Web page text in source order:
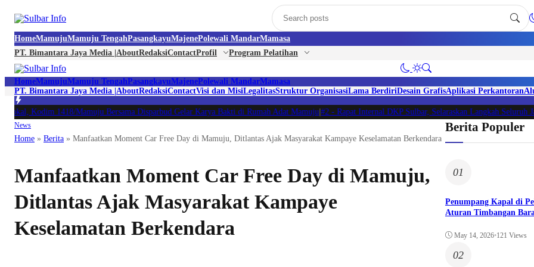
HomeMamujuMamuju TengahPasangkayuMajenePolewali MandarMamasa
PT. Bimantara Jaya Media | AboutRedaksiContactProfil Program Pelatihan
HomeMamujuMamuju TengahPasangkayuMajenePolewali MandarMamasa
PT. Bimantara Jaya Media | AboutRedaksiContactVisi dan MisiLegalitasStruktur OrganisasiLama BerdiriDesain GrafisAplikasi Perkantoran
Kodim 1418/Mamuju Bersama Disparbud Gelar Karya Bakti di Rumah Adat Mamuju|#2 -Rapat Internal DKP Sulbar, Selaraskan Langkah Seluruh
News
Home » Berita » Manfaatkan Moment Car Free Day di Mamuju, Ditlantas Ajak Masyarakat Kampaye Keselamatan Berkendara
Manfaatkan Moment Car Free Day di Mamuju,
Ditlantas Ajak Masyarakat Kampaye
Keselamatan Berkendara
Berita Populer
01
Penumpang Kapal di
Aturan Timbangan
May 14, 2026•121 Views
02